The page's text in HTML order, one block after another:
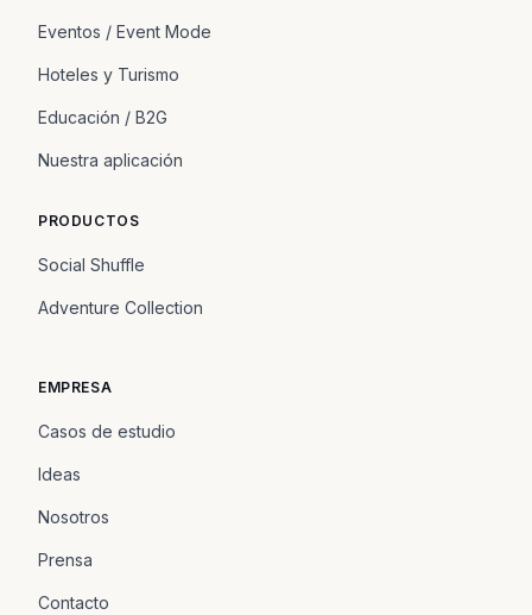
Eventos / Event Mode
Hoteles y Turismo
Educación / B2G
Nuestra aplicación
PRODUCTOS
Social Shuffle
Adventure Collection
EMPRESA
Casos de estudio
Ideas
Nosotros
Prensa
Contacto